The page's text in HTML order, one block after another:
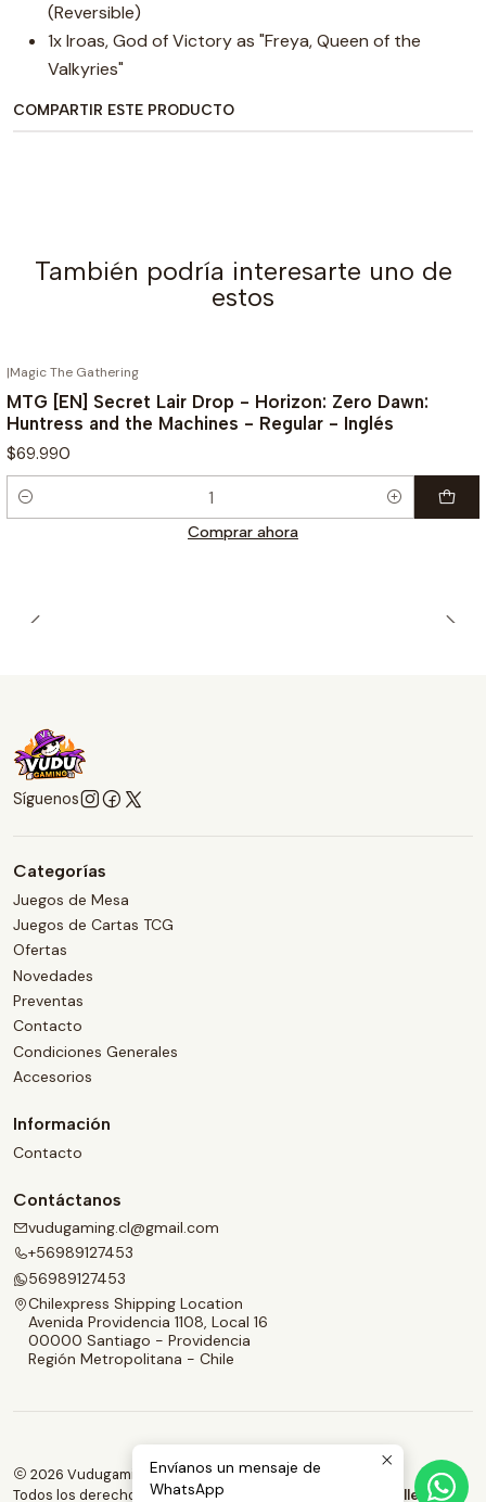
(Reversible)
1x Iroas, God of Victory as "Freya, Queen of the
Valkyries"
COMPARTIR ESTE PRODUCTO
También podría interesarte uno de
estos
|Magic The Gathering
MTG [EN] Secret Lair Drop - Horizon: Zero Dawn:
Huntress and the Machines - Regular - Inglés
$69.990
Cantidad
Comprar ahora
Síguenos
Categorías
Juegos de Mesa
Juegos de Cartas TCG
Ofertas
Novedades
Preventas
Contacto
Condiciones Generales
Accesorios
Información
Contacto
Contáctanos
vudugaming.cl@gmail.com
+56989127453
56989127453
Chilexpress Shipping Location
Avenida Providencia 1108, Local 16
00000 Santiago - Providencia
Región Metropolitana - Chile
2026 Vudugaming.
Todos los derechos reservados.
Desarrollado por Jumpseller
Envíanos un mensaje de
WhatsApp